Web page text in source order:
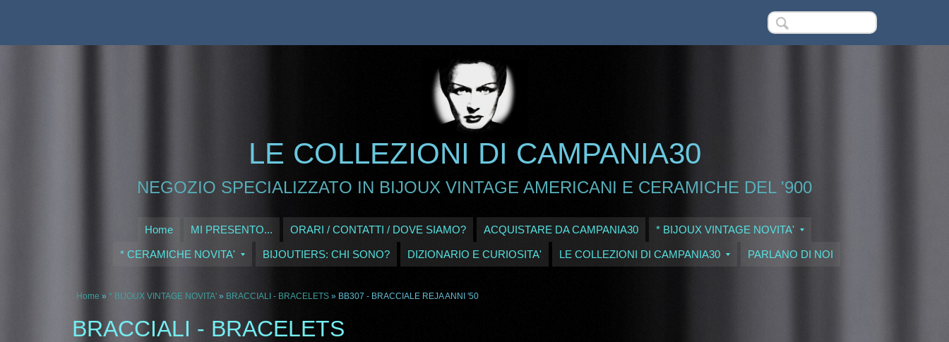
LE COLLEZIONI DI CAMPANIA30
NEGOZIO SPECIALIZZATO IN BIJOUX VINTAGE AMERICANI E CERAMICHE DEL '900
Home MI PRESENTO... ORARI / CONTATTI / DOVE SIAMO? ACQUISTARE DA CAMPANIA30 * BIJOUX VINTAGE NOVITA'
* CERAMICHE NOVITA' BIJOUTIERS: CHI SONO? DIZIONARIO E CURIOSITA' LE COLLEZIONI DI CAMPANIA30 PARLANO DI NOI
Home » * BIJOUX VINTAGE NOVITA' » BRACCIALI - BRACELETS » BB307 - BRACCIALE REJA ANNI '50
BRACCIALI - BRACELETS